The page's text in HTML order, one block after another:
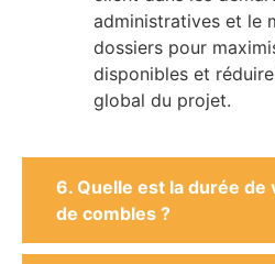
administratives et le
dossiers pour
disponibles et
global du projet.
6. Quelle est la durée de
de combles ?